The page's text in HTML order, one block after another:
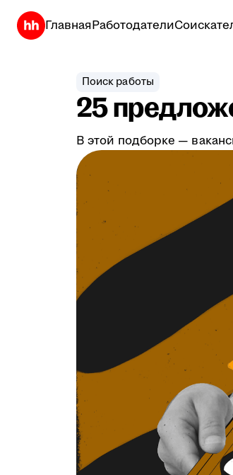
ГлавнаяРаботодатели
Поиск работы
25
В этой подборке —